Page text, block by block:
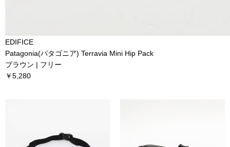
EDIFICE
Patagonia(パタゴニア) Terravia Mini Hip Pack
ブラウン | フリー
￥5,280